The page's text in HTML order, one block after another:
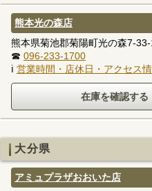
熊本光の森店
熊本県菊池郡菊陽町光の森7-
☎ 096-233-1700
ℹ 営業時間・店休日・アクセス
大分県
アミュプラザおおいた店